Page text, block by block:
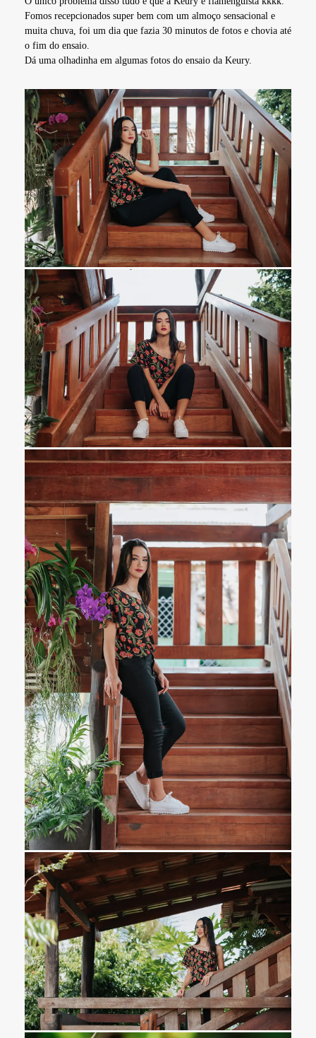
Fomos recepcionados super bem com um almoço sensacional e
muita chuva, foi um dia que fazia 30 minutos de fotos e chovia até
o fim do ensaio.
Dá uma olhadinha em algumas fotos do ensaio da Keury.